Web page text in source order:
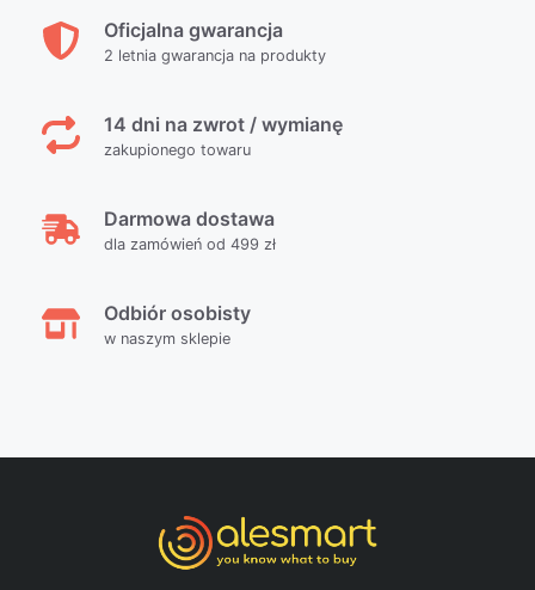
Oficjalna gwarancja
2 letnia gwarancja na produkty
14 dni na zwrot / wymianę
zakupionego towaru
Darmowa dostawa
dla zamówień od 499 zł
Odbiór osobisty
w naszym sklepie